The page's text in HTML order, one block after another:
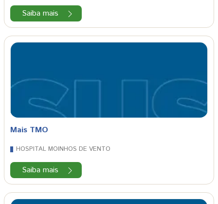
Saiba mais
Mais TMO
HOSPITAL MOINHOS DE VENTO
Saiba mais